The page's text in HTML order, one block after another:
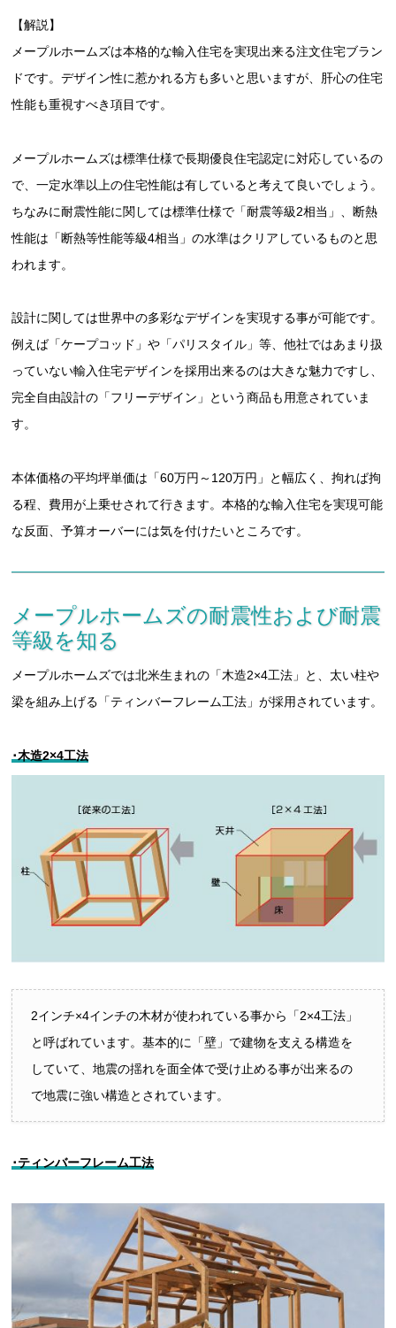
【解説】
メープルホームズは本格的な輸入住宅を実現出来る注文住宅ブラン
ドです。デザイン性に惹かれる方も多いと思いますが、肝心の住宅
性能も重視すべき項目です。
メープルホームズは標準仕様で長期優良住宅認定に対応しているの
で、一定水準以上の住宅性能は有していると考えて良いでしょう。
ちなみに耐震性能に関しては標準仕様で「耐震等級2相当」、断熱
性能は「断熱等性能等級4相当」の水準はクリアしているものと思
われます。
設計に関しては世界中の多彩なデザインを実現する事が可能です。
例えば「ケープコッド」や「パリスタイル」等、他社ではあまり扱
っていない輸入住宅デザインを採用出来るのは大きな魅力ですし、
完全自由設計の「フリーデザイン」という商品も用意されていま
す。
本体価格の平均坪単価は「60万円～120万円」と幅広く、拘れば拘
る程、費用が上乗せされて行きます。本格的な輸入住宅を実現可能
な反面、予算オーバーには気を付けたいところです。
メープルホームズの耐震性および耐震
等級を知る
メープルホームズでは北米生まれの「木造2×4工法」と、太い柱や
梁を組み上げる「ティンバーフレーム工法」が採用されています。
･木造2×4工法
2インチ×4インチの木材が使われている事から「2×4工法」
と呼ばれています。基本的に「壁」で建物を支える構造を
していて、地震の揺れを面全体で受け止める事が出来るの
で地震に強い構造とされています。
･ティンバーフレーム工法